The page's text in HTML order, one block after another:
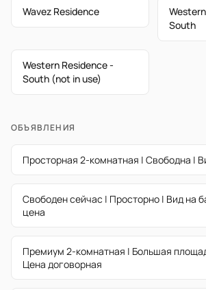
Wavez Residence
South
Western Residence -
South (not in use)
ОБЪЯВЛЕНИЯ
Просторная 2-комнатная | Свободна |
Свободен сейчас | Просторно | Вид на
цена
Премиум 2-комнатная | Большая
Цена договорная